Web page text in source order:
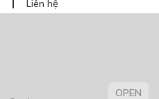
Liên hệ
và Phát hành cấp ngày 01/06/2022
do Sở Kế hoạch và Đầu tư thành
OPEN